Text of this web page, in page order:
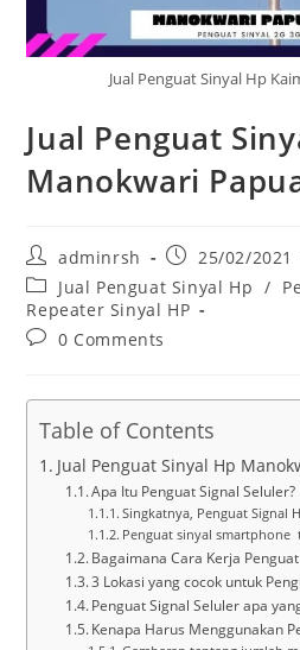
Jual Penguat Sinyal Hp
Jual Penguat
Manokwari
Post
author:
adminrsh
Post
published:
25/02/2021
Post
category:
Jual Penguat Sinyal Hp /
Repeater Sinyal HP
Post0 Comments
Table of Contents
Jual Penguat Sinyal Hp
Apa Itu Penguat Signal Seluler?
Singkatnya, Penguat Signal
Penguat sinyal smartphone
Bagaimana Cara Kerja
3 Lokasi yang cocok untuk
Penguat Signal Seluler apa
Kenapa Harus Menggunakan